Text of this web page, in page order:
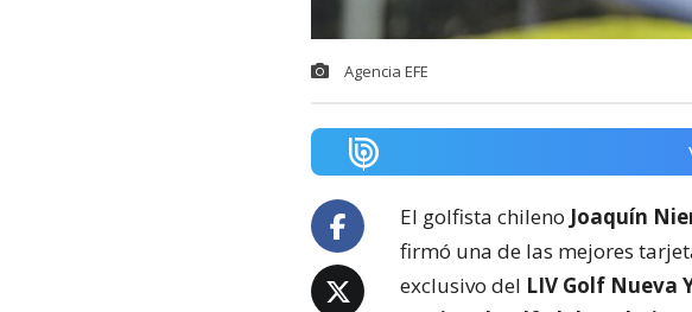
Agencia EFE
El golfista chileno Joaquín
firmó una de las mejores
exclusivo del LIV Golf Nueva